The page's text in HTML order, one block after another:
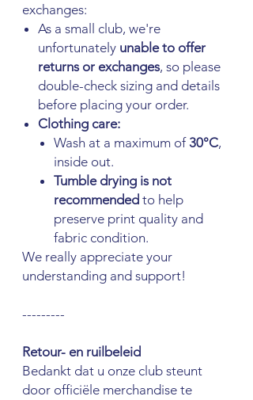
exchanges:
As a small club, we're
unfortunately unable to offer
returns or exchanges, so please
double-check sizing and details
before placing your order.
Clothing care:
Wash at a maximum of 30°C,
inside out.
Tumble drying is not
recommended to help
preserve print quality and
fabric condition.
We really appreciate your
understanding and support!
---------
Retour- en ruilbeleid
Bedankt dat u onze club steunt
door officiële merchandise te